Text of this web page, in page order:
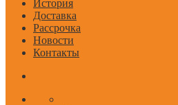
История
Доставка
Рассрочка
Новости
Контакты